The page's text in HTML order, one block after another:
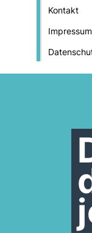
Kontakt
Impressum